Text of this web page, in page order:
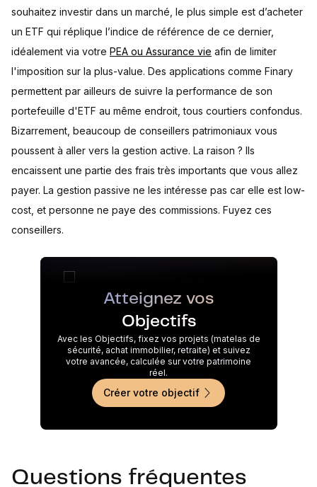
souhaitez investir dans un marché, le plus simple est d’acheter
un ETF qui réplique l’indice de référence de ce dernier,
idéalement via votre PEA ou Assurance vie afin de limiter
l'imposition sur la plus-value. Des applications comme Finary
permettent par ailleurs de suivre la performance de son
portefeuille d'ETF au même endroit, tous courtiers confondus.
Bizarrement, beaucoup de conseillers patrimoniaux vous
poussent à aller vers la gestion active. La raison ? Ils
encaissent une partie des frais très importants que vous allez
payer. La gestion passive ne les intéresse pas car elle est low-
cost, et personne ne paye des commissions. Fuyez ces
conseillers.
Atteignez vos
Objectifs
Avec les Objectifs, fixez vos projets (matelas de
sécurité, achat immobilier, retraite) et suivez
votre avancée, calculée sur votre patrimoine
réel.
Créer votre objectif
Questions fréquentes